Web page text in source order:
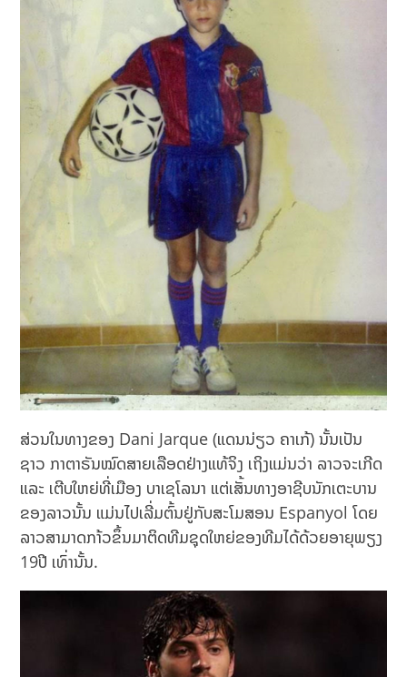
ສ່ວນໃນທາງຂອງ Dani Jarque (ແດນນ່ຽວ ຄາເກ້) ນັ້ນເປັນ
ຊາວ ກາຕາຣັນໝົດສາຍເລືອດຢ່າງແທ້ຈິງ ເຖິງແມ່ນວ່າ ລາວຈະເກີດ
ແລະ ເຕີບໃຫຍ່ທີ່ເມືອງ ບາເຊໂລນາ ແຕ່ເສັ້ນທາງອາຊີບນັກເຕະບານ
ຂອງລາວນັ້ນ ແມ່ນໄປເລີ່ມຕົ້ນຢູ່ກັບສະໂມສອນ Espanyol ໂດຍ
ລາວສາມາດກາ້ວຂຶ້ນມາຕິດທີມຊຸດໃຫຍ່ຂອງທີມໄດ້ດ້ວຍອາຍຸພຽງ
19ປີ ເທົ່ານັ້ນ.